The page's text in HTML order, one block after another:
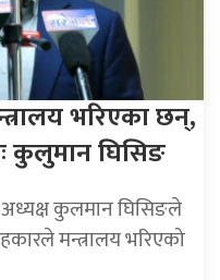
भरिएका छन्,
कुलुमान घिसिङ
अध्यक्ष कुलमान घिसिङले
मन्त्रालय भरिएको